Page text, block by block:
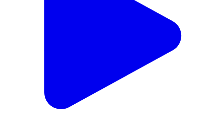
इगलास: इगलास में निशुल्क वृहद पशु मेला में डॉ. के इंजेक्शन लगाते
ही बकरी ने तोड़ा दम